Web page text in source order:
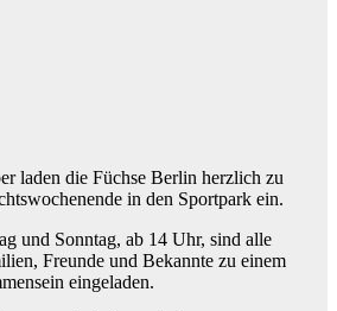
laden die Füchse Berlin herzlich zu
in den Sportpark ein.
und Sonntag, ab 14 Uhr, sind alle
Freunde und Bekannte zu einem
eingeladen.